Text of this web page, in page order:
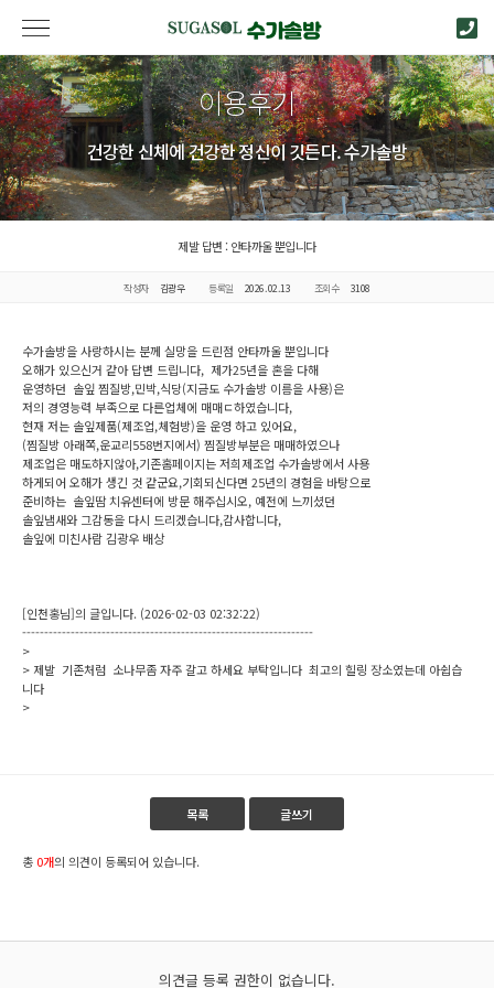
이용후기
건강한 신체에 건강한 정신이 깃든다. 수가솔방
제발 답변 : 안타까울 뿐입니다
작성자 김광우 등록일 2026.02.13 조회수 3108
수가솔방을 사랑하시는 분께 실망을 드린점 안타까울 뿐입니다
오해가 있으신거 같아 답변 드립니다, 제가25년을 혼을 다해
운영하던 솔잎 찜질방,민박,식당(지금도 수가솔방 이름을 사용)은
저의 경영능력 부족으로 다른업체에 매매ㄷ하였습니다,
현재 저는 솔잎제품(제조업,체험방)을 운영 하고 있어요,
(찜질방 아래쪽,운교리558번지에서) 찜질방부분은 매매하였으나
제조업은 매도하지않아,기존홈페이지는 저희제조업 수가솔방에서 사용
하게되어 오해가 생긴 것 같군요,기회되신다면 25년의 경험을 바탕으로
준비하는 솔잎땀 치유센터에 방문 해주십시오, 예전에 느끼셨던
솔잎냄새와 그감동을 다시 드리겠습니다,감사합니다,
솔잎에 미친사람 김광우 배상
[인천홍님]의 글입니다. (2026-02-03 02:32:22)
------------------------------------------------------------------
>
> 제발 기존처럼 소나무좀 자주 갈고 하세요 부탁입니다 최고의 힐링 장소였는데 아쉽습
니다
>
목록 글쓰기
총 0개의 의견이 등록되어 있습니다.
의견글 등록 권한이 없습니다.